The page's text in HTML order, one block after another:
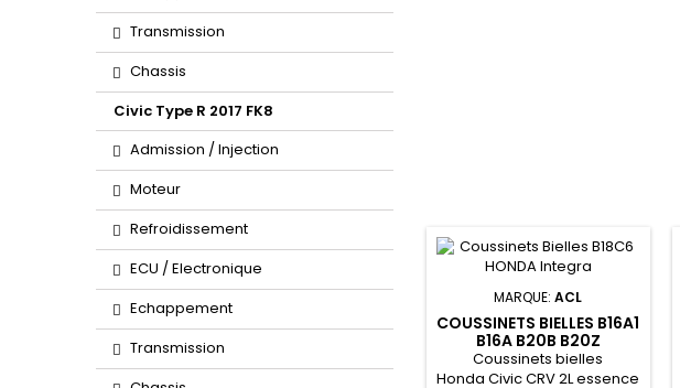
Transmission
Chassis
Civic Type R 2017 FK8
Admission / Injection
Moteur
Refroidissement
ECU / Electronique
Echappement
Transmission
MARQUE:ACL
COUSSINETS BIELLES B16A1
B16A B20B B20Z
Coussinets bielles
Honda Civic CRV 2L essence